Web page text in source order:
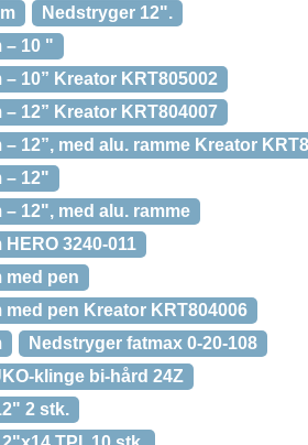
Nedstryger 12".
– 10 "
10” Kreator KRT805002
12” Kreator KRT804007
12”, med alu. ramme Kreator
– 12"
– 12", med alu. ramme
3240-011
med pen
med pen Kreator KRT804006
Nedstryger fatmax 0-20-108
klinge bi-hård 24Z
2 stk.